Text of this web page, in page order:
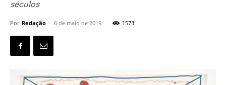
séculos
Por Redação - 6 de maio de 2019 1573